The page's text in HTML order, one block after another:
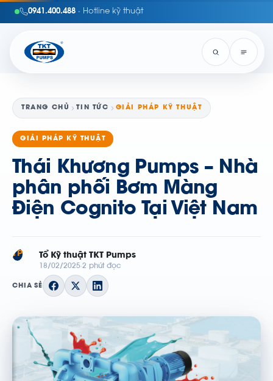
0941.400.488 · Hotline kỹ thuật
TRANG CHỦ TIN TỨC GIẢI PHÁP KỸ THUẬT
GIẢI PHÁP KỸ THUẬT
Thái Khương Pumps – Nhà
phân phối Bơm Màng
Điện Cognito Tại Việt Nam
TP Tổ Kỹ thuật TKT Pumps
18/02/2025 2 phút đọc
CHIA SẺ